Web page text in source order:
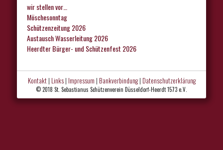
wir stellen vor…
Möschesonntag
Schützenzeitung 2026
Austausch Wasserleitung 2026
Heerdter Bürger- und Schützenfest 2026
Kontakt| Links| Impressum | Bankverbindung| Datenschutzerklärung
© 2018 St. Sebastianus Schützenverein Düsseldorf-Heerdt 1573 e.V.